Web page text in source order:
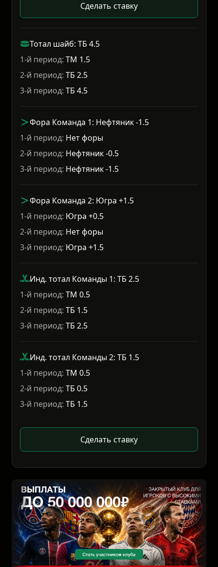
Сделать ставку
Тотал шайб: ТБ 4.5
1-й период: ТМ 1.5
2-й период: ТБ 2.5
3-й период: ТБ 4.5
Фора Команда 1: Нефтяник -1.5
1-й период: Нет форы
2-й период: Нефтяник -0.5
3-й период: Нефтяник -1.5
Фора Команда 2: Югра +1.5
1-й период: Югра +0.5
2-й период: Нет форы
3-й период: Югра +1.5
Инд. тотал Команды 1: ТБ 2.5
1-й период: ТМ 0.5
2-й период: ТБ 1.5
3-й период: ТБ 2.5
Инд. тотал Команды 2: ТБ 1.5
1-й период: ТМ 0.5
2-й период: ТБ 0.5
3-й период: ТБ 1.5
Сделать ставку